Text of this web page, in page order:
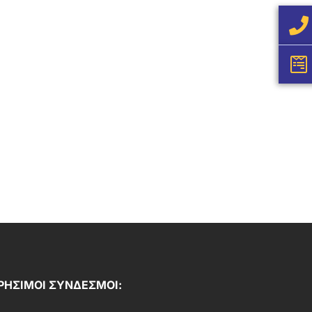
ΣΥΝΔΕΣΜΟΙ: